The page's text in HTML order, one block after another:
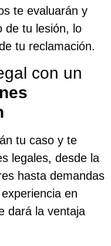
te evaluarán y
de tu lesión, lo
tu reclamación.
con un
tu caso y te
legales, desde la
hasta demandas
en
dará la ventaja